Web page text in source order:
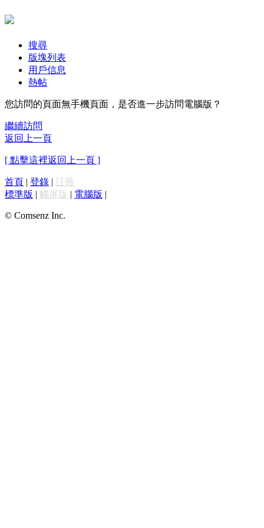
搜尋
版塊列表
用戶信息
熱帖
您訪問的頁面無手機頁面，是否進一步訪問電腦版？
繼續訪問
返回上一頁
[ 點擊這裡返回上一頁 ]
首頁 | 登錄 | 註冊
標準版 | 觸屏版 | 電腦版 |
© Comsenz Inc.